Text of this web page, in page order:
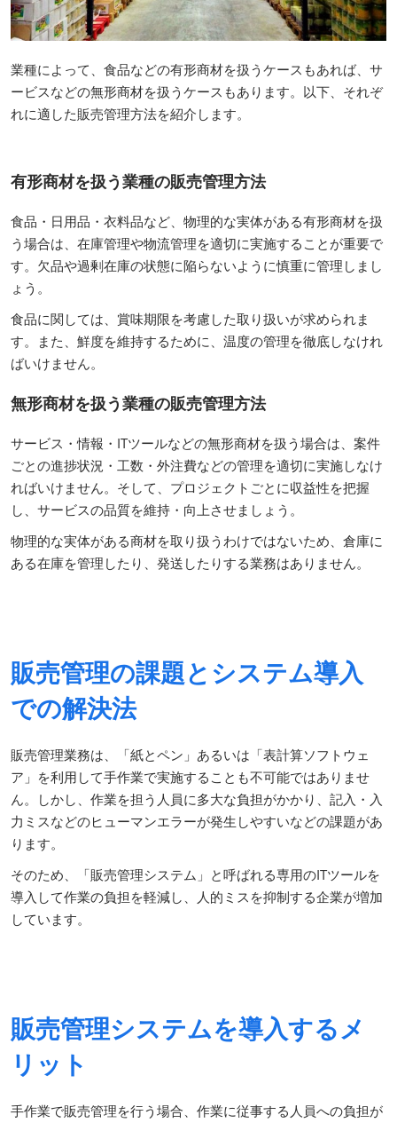
業種によって、食品などの有形商材を扱うケースもあれば、サ
ービスなどの無形商材を扱うケースもあります。以下、それぞ
れに適した販売管理方法を紹介します。
有形商材を扱う業種の販売管理方法
食品・日用品・衣料品など、物理的な実体がある有形商材を扱
う場合は、在庫管理や物流管理を適切に実施することが重要で
す。欠品や過剰在庫の状態に陥らないように慎重に管理しまし
ょう。
食品に関しては、賞味期限を考慮した取り扱いが求められま
す。また、鮮度を維持するために、温度の管理を徹底しなけれ
ばいけません。
無形商材を扱う業種の販売管理方法
サービス・情報・ITツールなどの無形商材を扱う場合は、案件
ごとの進捗状況・工数・外注費などの管理を適切に実施しなけ
ればいけません。そして、プロジェクトごとに収益性を把握
し、サービスの品質を維持・向上させましょう。
物理的な実体がある商材を取り扱うわけではないため、倉庫に
ある在庫を管理したり、発送したりする業務はありません。
販売管理の課題とシステム導入
での解決法
販売管理業務は、「紙とペン」あるいは「表計算ソフトウェ
ア」を利用して手作業で実施することも不可能ではありませ
ん。しかし、作業を担う人員に多大な負担がかかり、記入・入
力ミスなどのヒューマンエラーが発生しやすいなどの課題があ
ります。
そのため、「販売管理システム」と呼ばれる専用のITツールを
導入して作業の負担を軽減し、人的ミスを抑制する企業が増加
しています。
販売管理システムを導入するメ
リット
手作業で販売管理を行う場合、作業に従事する人員への負担が